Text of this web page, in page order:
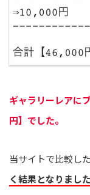
ギャラリーレアに
円】でした。
当サイトで比較し
く結果となりました